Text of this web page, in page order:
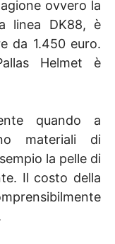
ovvero la
linea DK88, è
da 1.450 euro.
Helmet è
quando a
materiali di
la pelle di
Il costo della